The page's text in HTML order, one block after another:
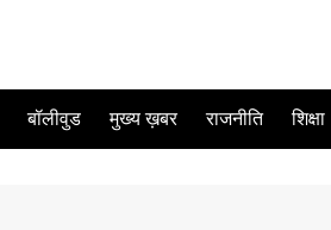
बॉलीवुड मुख्य ख़बर राजनीति शिक्षा